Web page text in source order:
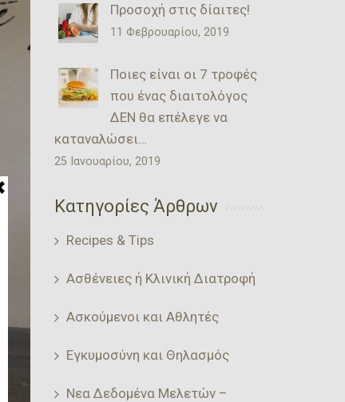
Προσοχή στις δίαιτες!
11 Φεβρουαρίου, 2019
Ποιες είναι οι 7 τροφές
που ένας διαιτολόγος
ΔΕΝ θα επέλεγε να
καταναλώσει…
25 Ιανουαρίου, 2019
Κατηγορίες Άρθρων
Recipes & Tips
Ασθένειες ή Κλινική Διατροφή
Ασκούμενοι και Αθλητές
Εγκυμοσύνη και Θηλασμός
Νεα Δεδομένα Μελετών –